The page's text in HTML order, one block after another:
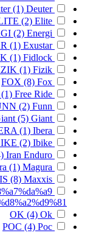
(1) Deuter
(2) Elite
(2) Energi
(1) Exustar
(1) Fidlock
(1) Fizik
FOX (8) Fox
(1) Free Ride
(2) Funn
(5) Giant
(1) Ibera
(2) Ibike
Iran Enduro
(1) Magura
(8) Maxxis
OK (4) Ok
POC (4) Poc